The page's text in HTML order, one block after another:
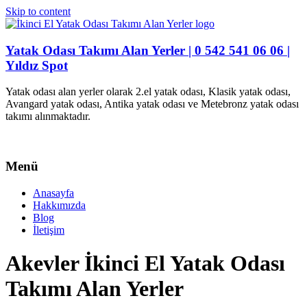
Skip to content
Yatak Odası Takımı Alan Yerler | 0 542 541 06 06 |
Yıldız Spot
Yatak odası alan yerler olarak 2.el yatak odası, Klasik yatak odası,
Avangard yatak odası, Antika yatak odası ve Metebronz yatak odası
takımı alınmaktadır.
Menü
Anasayfa
Hakkımızda
Blog
İletişim
Akevler İkinci El Yatak Odası
Takımı Alan Yerler